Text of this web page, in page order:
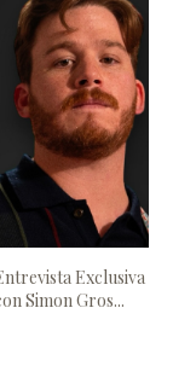
Exclusiva
Simon Gros...